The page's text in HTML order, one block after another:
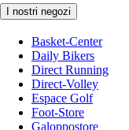
I nostri negozi
Basket-Center
Daily Bikers
Direct Running
Direct-Volley
Espace Golf
Foot-Store
Galoppostore